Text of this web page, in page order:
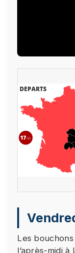
Le
redirigé(e).
cookies
respecter
lecture
continuer
donner
Les
l’après-midi à